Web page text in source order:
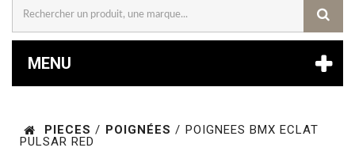
MENU
PIECES / POIGNÉES / POIGNEES BMX ECLAT
PULSAR RED